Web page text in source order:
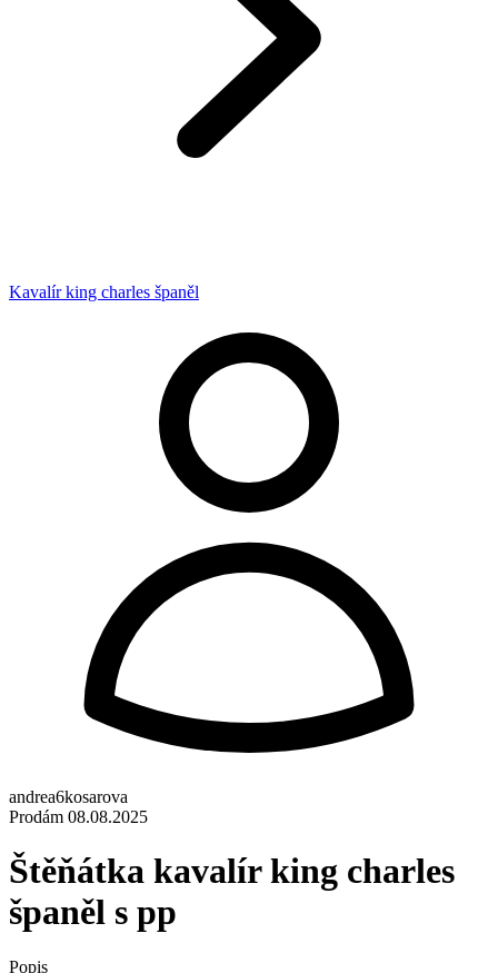
Kavalír king charles španěl
andrea6kosarova
Prodám 08.08.2025
Štěňátka kavalír king charles
španěl s pp
Popis